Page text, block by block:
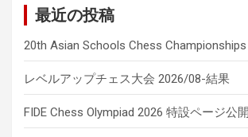
最近の投稿
20th Asian Schools Chess Championships
レベルアップチェス大会 2026/08-結果
FIDE Chess Olympiad 2026 特設ページ公